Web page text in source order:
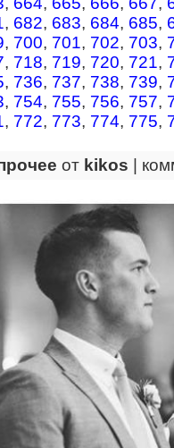
, 682, 683, 684, 685,
, 700, 701, 702, 703,
, 718, 719, 720, 721,
, 736, 737, 738, 739,
, 754, 755, 756, 757,
, 772, 773, 774, 775,
от kikos